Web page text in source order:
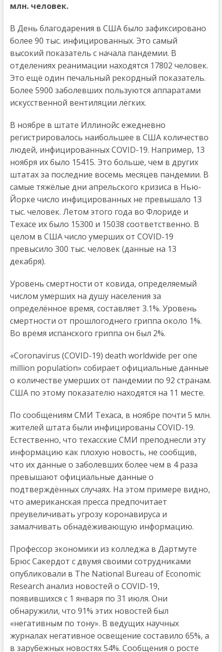
млн. человек.
В День благодарения в США было зафиксировано
более 90 тыс. инфицированных. Это самый
высокий показатель с начала пандемии. В
отделениях реанимации находятся 17802 человек.
Это ещё один печальный рекордный показатель.
Более 5900 заболевших пользуются аппаратами
искусственной вентиляции лёгких.
В ноябре в штате Иллинойс ежедневно
регистрировалось наибольшее в США количество
людей, инфицированных COVID-19. Например, 13
ноября их было 15415. Это больше, чем в других
штатах за последние восемь месяцев пандемии. В
самые тяжёлые дни апрельского кризиса в Нью-
Йорке число инфицированных не превышало 13
тыс. человек. Летом этого года во Флориде и
Техасе их было 15300 и 15038 соответственно. В
целом в США число умерших от COVID-19
превысило 300 тыс. человек (данные на 13
декабря).
Уровень смертности от ковида, определяемый
числом умерших на душу населения за
определённое время, составляет 3.1%. Уровень
смертности от прошлогоднего гриппа около 1%.
Во время испанского гриппа он был 2%.
«Coronavirus (COVID-19) death worldwide per one
million population» собирает официальные данные
о количестве умерших от пандемии по 92 странам.
США по этому показателю находятся на 11 месте.
По сообщениям СМИ Техаса, в ноябре почти 5 млн.
жителей штата были инфицированы COVID-19.
Естественно, что техасские СМИ преподнесли эту
информацию как плохую новость, не сообщив,
что их данные о заболевших более чем в 4 раза
превышают официальные данные о
подтверждённых случаях. На этом примере видно,
что американская пресса предпочитает
преувеличивать угрозу коронавируса и
замалчивать обнадёживающую информацию.
Профессор экономики из колледжа в Дартмуте
Брюс Сакердот с двумя своими сотрудниками
опубликовали в The National Bureau of Economic
Research анализ новостей о COVID-19,
появившихся с 1 января по 31 июля. Они
обнаружили, что 91% этих новостей был
«негативным по тону». В ведущих научных
журналах негативное освещение составило 65%, а
в зарубежных новостях 54%. Сообщения о росте